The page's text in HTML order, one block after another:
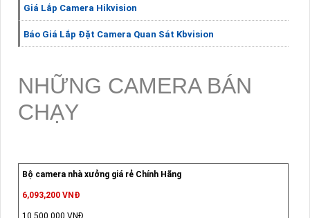
Giá Lắp Camera Hikvision
Báo Giá Lắp Đặt Camera Quan Sát Kbvision
NHỮNG CAMERA BÁN
CHẠY
Bộ camera nhà xưởng giá rẻ Chính Hãng
6,093,200 VNĐ
10,500,000 VNĐ